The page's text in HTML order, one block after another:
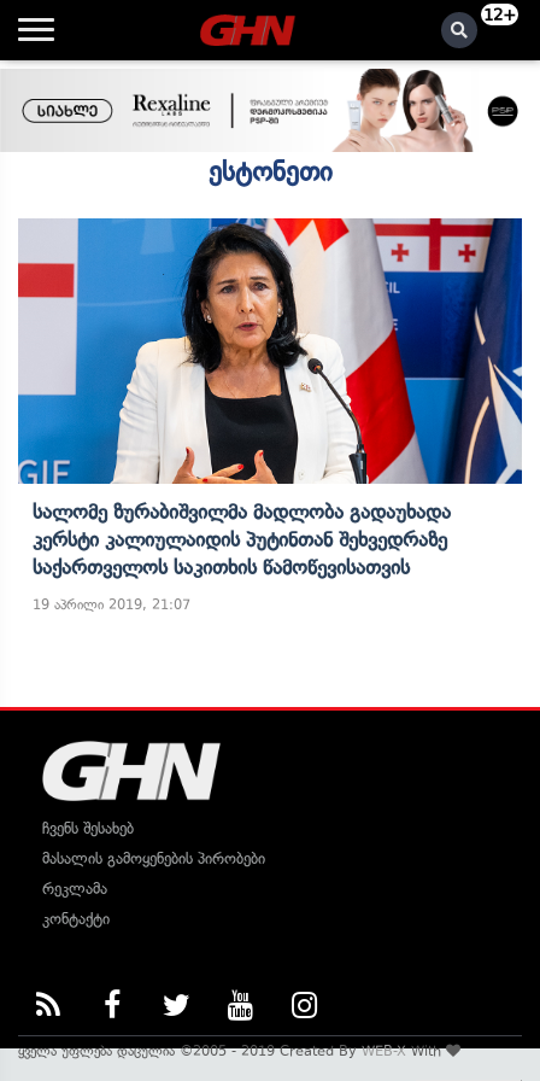
12+
ესტონეთი
Სალომე Ზურაბიშვილმა Მადლობა Გადაუხადა
Კერსტი Კალიულაიდის Პუტინთან Შეხვედრაზე
Საქართველოს Საკითხის Წამოწევისათვის
19 აპრილი 2019, 21:07
ჩვენს შესახებ
მასალის გამოყენების პირობები
რეკლამა
კონტაქტი
ყველა უფლება დაცულია ©2005 - 2019 Created ByWEB-XWith